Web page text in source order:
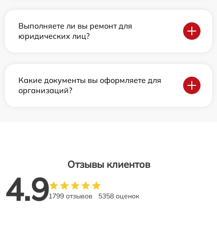
Выполняете ли вы ремонт для
юридических лиц?
Какие документы вы оформляете для
организаций?
Отзывы клиентов
4.91799 отзывов 5358 оценок